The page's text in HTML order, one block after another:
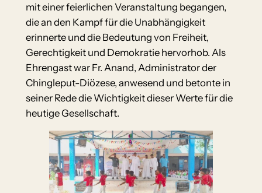
mit einer feierlichen Veranstaltung begangen,
die an den Kampf für die Unabhängigkeit
erinnerte und die Bedeutung von Freiheit,
Gerechtigkeit und Demokratie hervorhob. Als
Ehrengast war Fr. Anand, Administrator der
Chingleput-Diözese, anwesend und betonte in
seiner Rede die Wichtigkeit dieser Werte für die
heutige Gesellschaft.